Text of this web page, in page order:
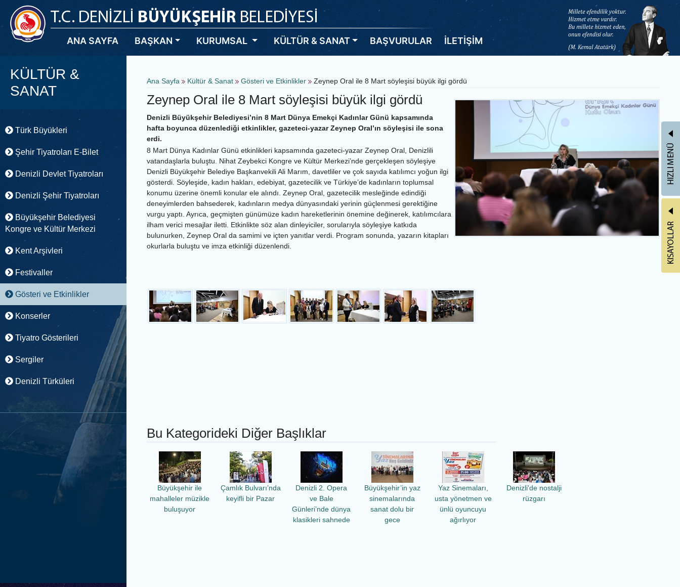
ANA SAYFA BAŞKAN KURUMSAL KÜLTÜR & SANAT BAŞVURULAR İLETİŞİM
KÜLTÜR &
SANAT
Türk Büyükleri
Şehir Tiyatroları E-Bilet
Denizli Devlet Tiyatroları
Denizli Şehir Tiyatroları
Büyükşehir Belediyesi
Kongre ve Kültür Merkezi
Kent Arşivleri
Festivaller
Gösteri ve Etkinlikler
Konserler
Tiyatro Gösterileri
Sergiler
Denizli Türküleri
Ana Sayfa Kültür & Sanat Gösteri ve Etkinlikler Zeynep Oral ile 8 Mart söyleşisi büyük ilgi gördü
Zeynep Oral ile 8 Mart söyleşisi büyük ilgi gördü
Denizli Büyükşehir Belediyesi’nin 8 Mart Dünya Emekçi Kadınlar Günü kapsamında
hafta boyunca düzenlediği etkinlikler, gazeteci-yazar Zeynep Oral’ın söyleşisi ile sona
erdi.
8 Mart Dünya Kadınlar Günü etkinlikleri kapsamında gazeteci-yazar Zeynep Oral, Denizlili
vatandaşlarla buluştu. Nihat Zeybekci Kongre ve Kültür Merkezi’nde gerçekleşen söyleşiye
Denizli Büyükşehir Belediye Başkanvekili Ali Marım, davetliler ve çok sayıda katılımcı yoğun ilgi
gösterdi. Söyleşide, kadın hakları, edebiyat, gazetecilik ve Türkiye’de kadınların toplumsal
konumu üzerine önemli konular ele alındı. Zeynep Oral, gazetecilik mesleğinde edindiği
deneyimlerden bahsederek, kadınların medya dünyasındaki yerinin güçlenmesi gerektiğine
vurgu yaptı. Ayrıca, geçmişten günümüze kadın hareketlerinin önemine değinerek, katılımcılara
ilham verici mesajlar iletti. Etkinlikte söz alan dinleyiciler, sorularıyla söyleşiye katkıda
bulunurken, Zeynep Oral da samimi ve içten yanıtlar verdi. Program sonunda, yazarın kitapları
okurlarla buluştu ve imza etkinliği düzenlendi.
Bu Kategorideki Diğer Başlıklar
Büyükşehir ile
mahalleler müzikle
buluşuyor
Çamlık Bulvarı’nda
keyifli bir Pazar
Denizli 2. Opera
ve Bale
Günleri’nde dünya
klasikleri sahnede
Büyükşehir’in yaz
sinemalarında
sanat dolu bir
gece
Yaz Sinemaları,
usta yönetmen ve
ünlü oyuncuyu
ağırlıyor
Denizli'de nostalji
rüzgarı